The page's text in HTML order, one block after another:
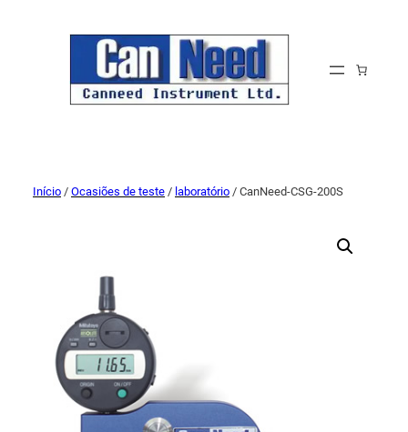
Início / Ocasiões de teste / laboratório / CanNeed-CSG-200S